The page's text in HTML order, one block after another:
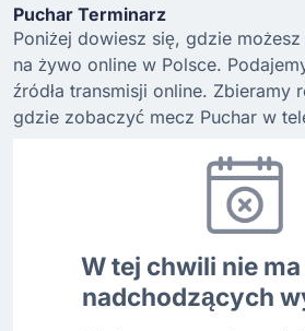
Puchar Terminarz
Poniżej dowiesz się, gdzie
na żywo online w Polsce.
źródła transmisji online. Zbieramy
gdzie zobaczyć mecz Puchar w
W tej chwili nie
nadchodzących